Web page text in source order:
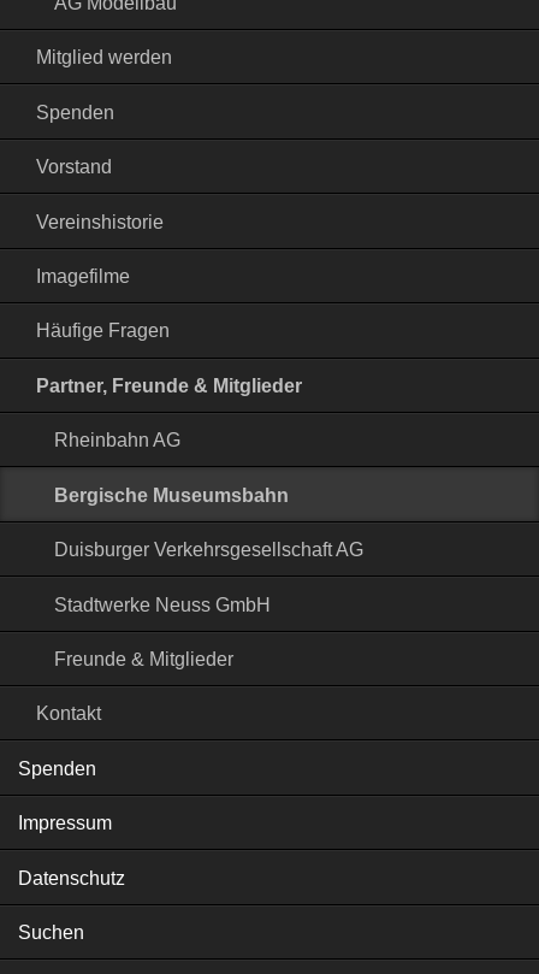
Mitglied werden
Spenden
Vorstand
Vereinshistorie
Imagefilme
Häufige Fragen
Partner, Freunde & Mitglieder
Rheinbahn AG
Bergische Museumsbahn
Duisburger Verkehrsgesellschaft AG
Stadtwerke Neuss GmbH
Freunde & Mitglieder
Kontakt
Spenden
Impressum
Datenschutz
Suchen